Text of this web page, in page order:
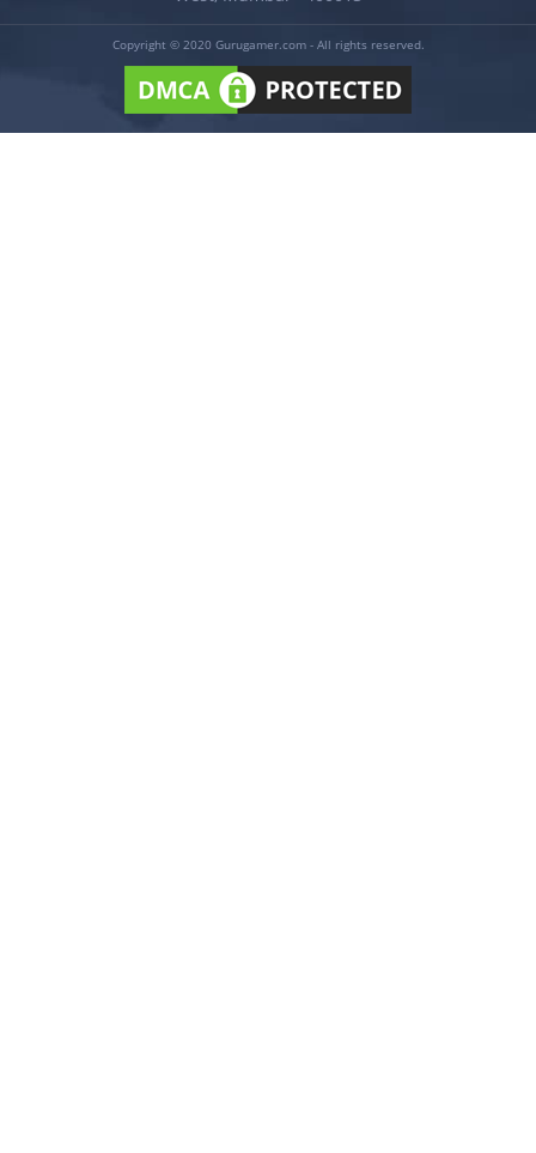
Copyright © 2020 Gurugamer.com - All rights reserved.